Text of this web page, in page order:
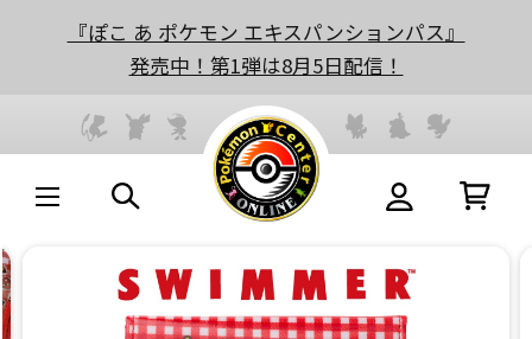
『ぽこ あ ポケモン エキスパンションパス』
発売中！第1弾は8月5日配信！